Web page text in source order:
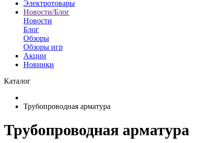
Электротовары
Новости/Блог
Новости
Блог
Обзоры
Обзоры игр
Акции
Новинки
Каталог
Трубопроводная арматура
Трубопроводная арматура